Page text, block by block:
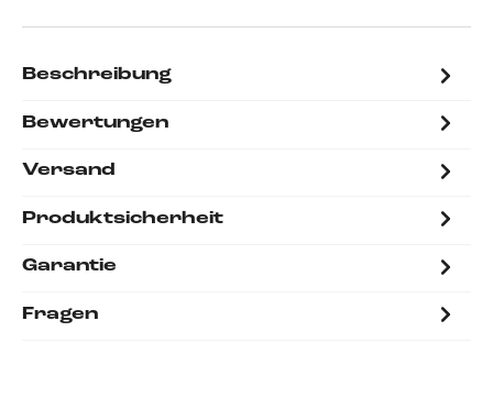
Beschreibung
Bewertungen
Versand
Produktsicherheit
Garantie
Fragen